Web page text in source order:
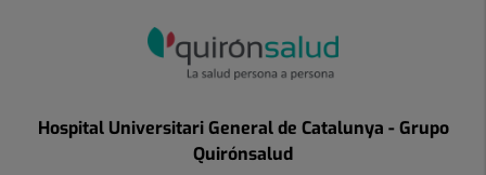
Hospital Universitari General de Catalunya - Grupo
Quirónsalud